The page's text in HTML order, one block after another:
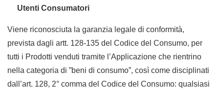
Utenti Consumatori
Viene riconosciuta la garanzia legale di conformità,
prevista dagli artt. 128-135 del Codice del Consumo, per
tutti i Prodotti venduti tramite l’Applicazione che rientrino
nella categoria di ”beni di consumo”, così come disciplinati
dall’art. 128, 2° comma del Codice del Consumo: qualsiasi